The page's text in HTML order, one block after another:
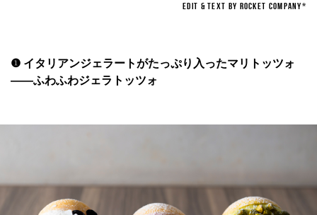
EDIT & TEXT BY ROCKET COMPANY*
❶ イタリアンジェラートがたっぷり入ったマリトッツォ
——ふわふわジェラトッツォ